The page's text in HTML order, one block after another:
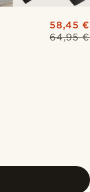
64,95 €
58,45 €